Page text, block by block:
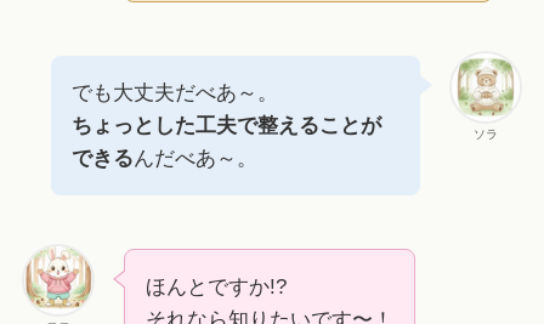
ソラ
でも大丈夫だべあ～。
ちょっとした工夫で整えることが
できるんだべあ～。
ほんとですか!?